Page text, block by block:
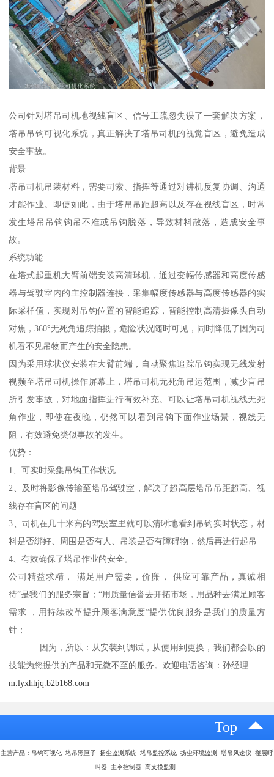
公司针对塔吊司机地视线盲区、信号工疏忽失误了一套解决方案，
塔吊吊钩可视化系统，真正解决了塔吊司机的视觉盲区，避免造成
安全事故。
背景
塔吊司机吊装材料，需要司索、指挥等通过对讲机反复协调、沟通
才能作业。即使如此，由于塔吊吊距超高以及存在视线盲区，时常
发生塔吊吊钩钩吊不准或吊钩脱落，导致材料散落，造成安全事
故。
系统功能
在塔式起重机大臂前端安装高清球机，通过变幅传感器和高度传感
器与驾驶室内的主控制器连接，采集幅度传感器与高度传感器的实
际采样值，实现对吊钩位置的智能追踪，智能控制高清摄像头自动
对焦，360°无死角追踪拍摄，危险状况随时可见，同时降低了因为司
机看不见吊物而产生的安全隐患。
因为采用球状仪安装在大臂前端，自动聚焦追踪吊钩实现无线发射
视频至塔吊司机操作屏幕上，塔吊司机无死角吊运范围，减少盲吊
所引发事故，对地面指挥进行有效补充。可以让塔吊司机视线无死
角作业，即使在夜晚，仍然可以看到吊钩下面作业场景，视线无
阻，有效避免类似事故的发生。
优势：
1、可实时采集吊钩工作状况
2、及时将影像传输至塔吊驾驶室，解决了超高层塔吊吊距超高、视
线存在盲区的问题
3、司机在几十米高的驾驶室里就可以清晰地看到吊钩实时状态，材
料是否绑好、周围是否有人、吊装是否有障碍物，然后再进行起吊
4、有效确保了塔吊作业的安全。
公司精益求精， 满足用户需要，价廉， 供应可靠产品，真诚相
待”是我们的服务宗旨；“用质量信誉去开拓市场，用品种去满足顾客
需求 ，用持续改革提升顾客满意度”提供优良服务是我们的质量方
针；
因为，所以：从安装到调试，从使用到更换，我们都会以的
技能为您提供的产品和无微不至的服务。欢迎电话咨询：孙经理
m.lyxhhjq.b2b168.com
Top
主营产品：吊钩可视化 塔吊黑匣子 扬尘监测系统 塔吊监控系统 扬尘环境监测 塔吊风速仪 楼层呼
叫器 主令控制器 高支模监测